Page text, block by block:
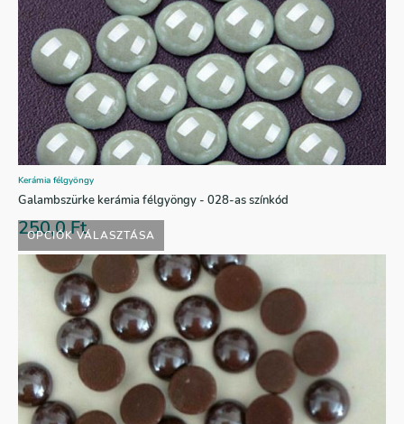
OPCIÓK VÁLASZTÁSA
Kerámia félgyöngy
Galambszürke kerámia félgyöngy - 028-as színkód
250,0Ft